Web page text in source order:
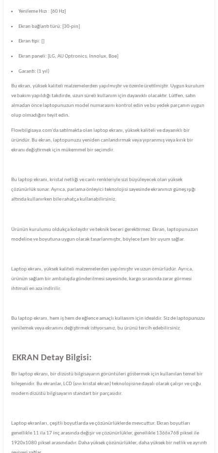
Yenileme Hızı : [60 Hz]
Ekran bağlantı türü: [30-pin]
Ekran tipi: []
Ekran paneli: [LG, AU Optronics, Innolux, Boe]
Garanti: (1 yıl)
Bu ekran, yüksek kaliteli malzemelerden yapılmıştır ve özenle üretilmiştir. Uygun kurulum
ve bakım yapıldığı takdirde, uzun süreli kullanım için dayanıklı olacaktır. Lütfen, satın
almadan önce laptopunuzun model numarasını kontrol edin ve bu yedek parçanın uygun
olup olmadığını teyit edin.
Flowbilgisaya.com'da satılmakta olan laptop ekranı, yüksek kaliteli ve dayanıklı bir
üründür. Bu ekran, laptopunuzu yeniden canlandırmak veya yıpranmış veya kırık bir
ekranı değiştirmek için mükemmel bir seçimdir.
Bu laptop ekranı, kristal netliği ve canlı renkleriyle sizi büyüleyecek olan yüksek
çözünürlük sunar. Ayrıca, parlama önleyici teknolojisi sayesinde ekranınızı güneş ışığı
altında kullanırken bile rahatça kullanabilirsiniz.
Ürünün kurulumu oldukça kolaydır ve teknik beceri gerektirmez. Ekran, laptopunuzun
modeline ve boyutuna uygun olarak tasarlanmıştır, böylece tam bir uyum sağlar.
Laptop ekranı, yüksek kaliteli malzemelerden yapılmıştır ve uzun ömürlüdür. Ayrıca,
ürünün sağlam bir ambalajda gönderilmesi sayesinde, kargo sırasında zarar görmesi
ihtimali en aza indirilir.
Bu laptop ekranı, hem iş hem de eğlence amaçlı kullanım için idealdir. Siz de laptopunuzu
yenilemek veya ekranını değiştirmek istiyorsanız, bu ürünü tercih edebilirsiniz.
EKRAN Detay Bilgisi:
Bir laptop ekranı, bir dizüstü bilgisayarın görüntüleri göstermek için kullanılan temel bir
bileşenidir. Bu ekranlar, LCD (sıvı kristal ekran) teknolojisine dayalı olarak çalışır ve çoğu
modern dizüstü bilgisayarın standart bir parçasıdır.
Laptop ekranları, çeşitli boyutlarda ve çözünürlüklerde mevcuttur. Ekran boyutları
genellikle 11 ila 17 inç arasında değişir ve çözünürlükler, genellikle 1366x768 piksel ile
1920x1080 piksel arasındadır. Daha yüksek çözünürlükler, daha yüksek bir netlik ve ayrıntı